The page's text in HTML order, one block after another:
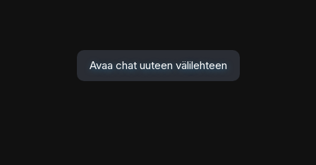
Avaa chat uuteen välilehteen